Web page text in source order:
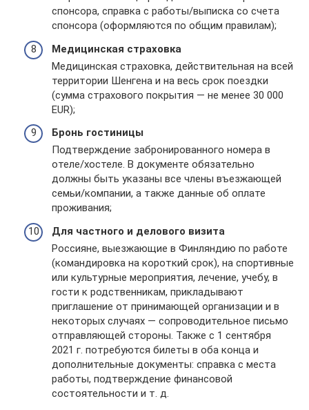
спонсора, справка с работы/выписка со счета
спонсора (оформляются по общим правилам);
Медицинская страховка
Медицинская страховка, действительная на всей
территории Шенгена и на весь срок поездки
(сумма страхового покрытия — не менее 30 000
EUR);
Бронь гостиницы
Подтверждение забронированного номера в
отеле/хостеле. В документе обязательно
должны быть указаны все члены въезжающей
семьи/компании, а также данные об оплате
проживания;
Для частного и делового визита
Россияне, выезжающие в Финляндию по работе
(командировка на короткий срок), на спортивные
или культурные мероприятия, лечение, учебу, в
гости к родственникам, прикладывают
приглашение от принимающей организации и в
некоторых случаях — сопроводительное письмо
отправляющей стороны. Также с 1 сентября
2021 г. потребуются билеты в оба конца и
дополнительные документы: справка с места
работы, подтверждение финансовой
состоятельности и т. д.